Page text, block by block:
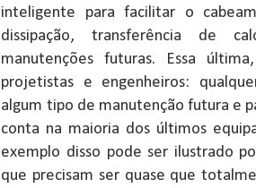
inteligente para facilitar o
dissipação, transferência de
manutenções futuras. Essa
projetistas e engenheiros:
algum tipo de manutenção futura e
conta na maioria dos últimos
exemplo disso pode ser ilustrado
que precisam ser quase que